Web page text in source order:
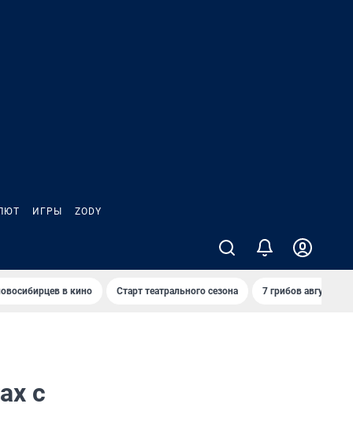
ИГРЫ ZODY
в кино Старт театрального сезона 7 грибов августа
с